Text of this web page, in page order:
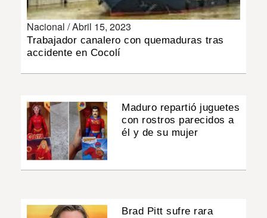
Nacional /Abril 15, 2023
Trabajador canalero con quemaduras tras
accidente en Cocolí
Maduro repartió juguetes
con rostros parecidos a
él y de su mujer
Brad Pitt sufre rara